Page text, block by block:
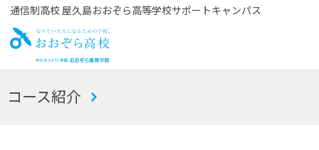
通信制高校 屋久島おおぞら高等学校サポートキャンパス
お
コース紹介